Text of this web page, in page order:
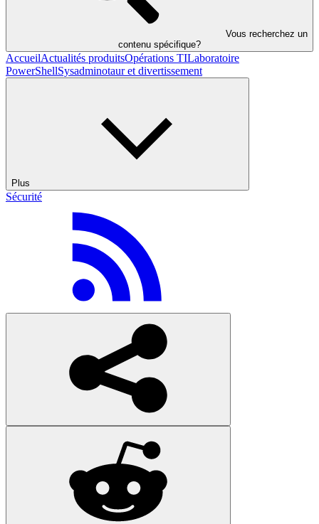
Vous recherchez un
contenu spécifique?
AccueilActualités produitsOpérations TILaboratoire
PowerShellSysadminotaur et divertissement
Plus
Sécurité